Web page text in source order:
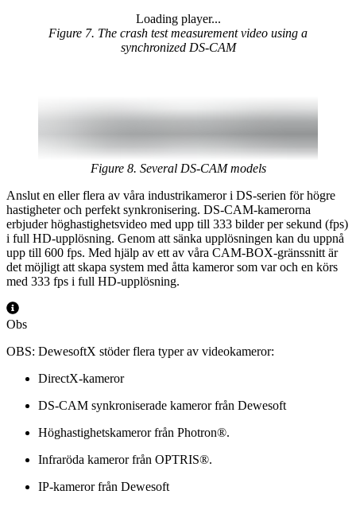
Loading player...
Loading video...
Figure 7. The crash test measurement video using a
synchronized DS-CAM
Figure 8. Several DS-CAM models
Anslut en eller flera av våra industrikameror i DS-serien för högre
hastigheter och perfekt synkronisering. DS-CAM-kamerorna
erbjuder höghastighetsvideo med upp till 333 bilder per sekund (fps)
i full HD-upplösning. Genom att sänka upplösningen kan du uppnå
upp till 600 fps. Med hjälp av ett av våra CAM-BOX-gränssnitt är
det möjligt att skapa system med åtta kameror som var och en körs
med 333 fps i full HD-upplösning.
Obs
OBS: DewesoftX stöder flera typer av videokameror:
DirectX-kameror
DS-CAM synkroniserade kameror från Dewesoft
Höghastighetskameror från Photron®.
Infraröda kameror från OPTRIS®.
IP-kameror från Dewesoft